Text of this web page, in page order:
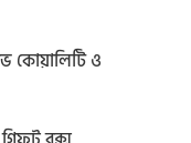
কোয়ালিটি ও